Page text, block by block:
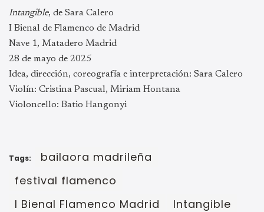
Intangible, de Sara Calero
I Bienal de Flamenco de Madrid
Nave 1, Matadero Madrid
28 de mayo de 2025
Idea, dirección, coreografía e interpretación: Sara Calero
Violín: Cristina Pascual, Miriam Hontana
Violoncello: Batio Hangonyi
Tags:
bailaora madrileña
festival flamenco
I Bienal Flamenco Madrid
Intangible